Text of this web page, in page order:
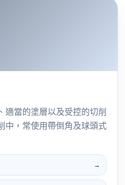
適當的塗層以及受控的切削
中，常使用帶倒角及球頭式